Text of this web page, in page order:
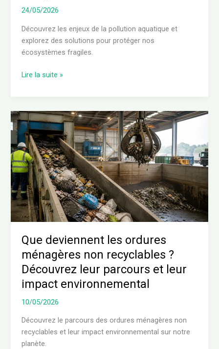
24/05/2026
Découvrez les enjeux de la pollution aquatique et
explorez des solutions pour protéger nos
écosystèmes fragiles.
Lire la suite »
Que deviennent les ordures
ménagères non recyclables ?
Découvrez leur parcours et leur
impact environnemental
10/05/2026
Découvrez le parcours des ordures ménagères non
recyclables et leur impact environnemental sur notre
planète.
Que
deviennent
les
ordures
ménagères
non
recyclables
?
Découvrez
leur
parcours
et
leur
impact
environnemental